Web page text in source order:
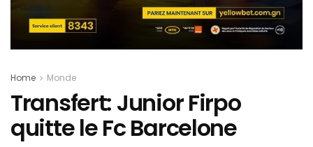
Home Monde
Transfert: Junior Firpo
quitte le Fc Barcelone